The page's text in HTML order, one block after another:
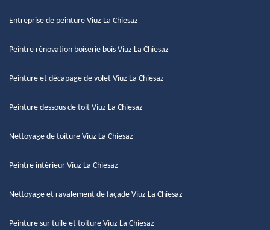
Entreprise de peinture Viuz La Chiesaz
Peintre rénovation boiserie bois Viuz La Chiesaz
Peinture et décapage de volet Viuz La Chiesaz
Peinture dessous de toit Viuz La Chiesaz
Nettoyage de toiture Viuz La Chiesaz
Peintre intérieur Viuz La Chiesaz
Nettoyage et ravalement de façade Viuz La Chiesaz
Peinture sur tuile et toiture Viuz La Chiesaz